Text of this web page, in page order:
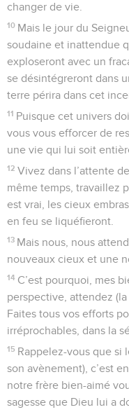
changer de vie.
10 Mais le jour du
soudaine et inattendue
exploseront avec un
se désintégreront dans
terre périra dans cet
11 Puisque cet univers
vous vous efforcer de
une vie qui lui soit
12 Vivez dans l’attente
même temps, travaillez
est vrai, les cieux
en feu se liquéfieront.
13 Mais nous, nous
nouveaux cieux et une
14 C’est pourquoi, mes
perspective, attendez (la
Faites tous vos efforts
irréprochables, dans la
15 Rappelez-vous que si
son avènement), c’est
notre frère bien-aimé
sagesse que Dieu lui a